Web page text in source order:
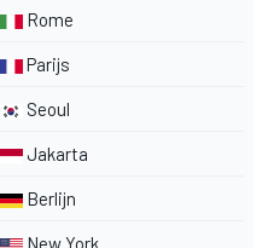
Rome
Parijs
Seoul
Jakarta
Berlijn
New York